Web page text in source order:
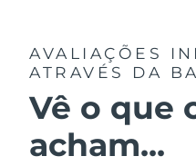
AVALIAÇÕES
ATRAVÉS DA
Vê o que
acham...